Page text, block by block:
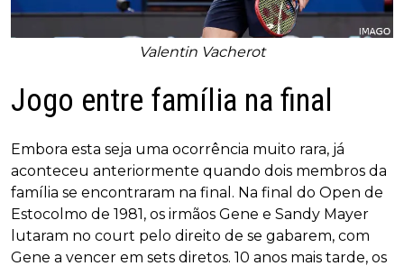
Valentin Vacherot
Jogo entre família na final
Embora esta seja uma ocorrência muito rara, já
aconteceu anteriormente quando dois membros da
família se encontraram na final. Na final do Open de
Estocolmo de 1981, os irmãos Gene e Sandy Mayer
lutaram no court pelo direito de se gabarem, com
Gene a vencer em sets diretos. 10 anos mais tarde, os